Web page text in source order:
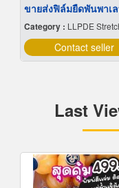
Category : LLPDE
Contact seller
Last